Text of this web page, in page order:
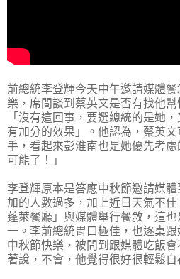
前總統李登輝今天中午邀請媒體
樂，席間談到蔡英文是否有找他
「沒有這回事，要選總統的是她
有加分的效果」。他認為，蔡英
手，看起來彭淮南也是她優先考
可能了！」
李登輝原本是答應中秋節邀請媒
加的人數過多，加上近日天氣不
蓬萊餐廳」與媒體舉行餐敘，這
一。李前總統胃口極佳，也逐桌
中秋節快樂，被問到跟媒體吃飯
著說，不會，他覺得很好很輕鬆自